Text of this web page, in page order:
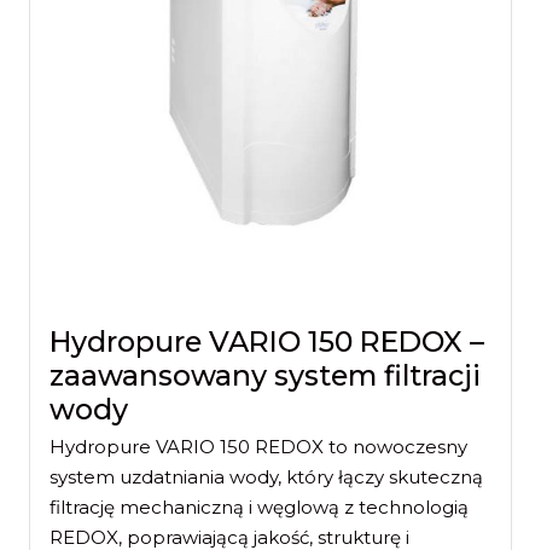
Hydropure VARIO 150 REDOX –
zaawansowany system filtracji
wody
Hydropure VARIO 150 REDOX to nowoczesny
system uzdatniania wody, który łączy skuteczną
filtrację mechaniczną i węglową z technologią
REDOX, poprawiającą jakość, strukturę i